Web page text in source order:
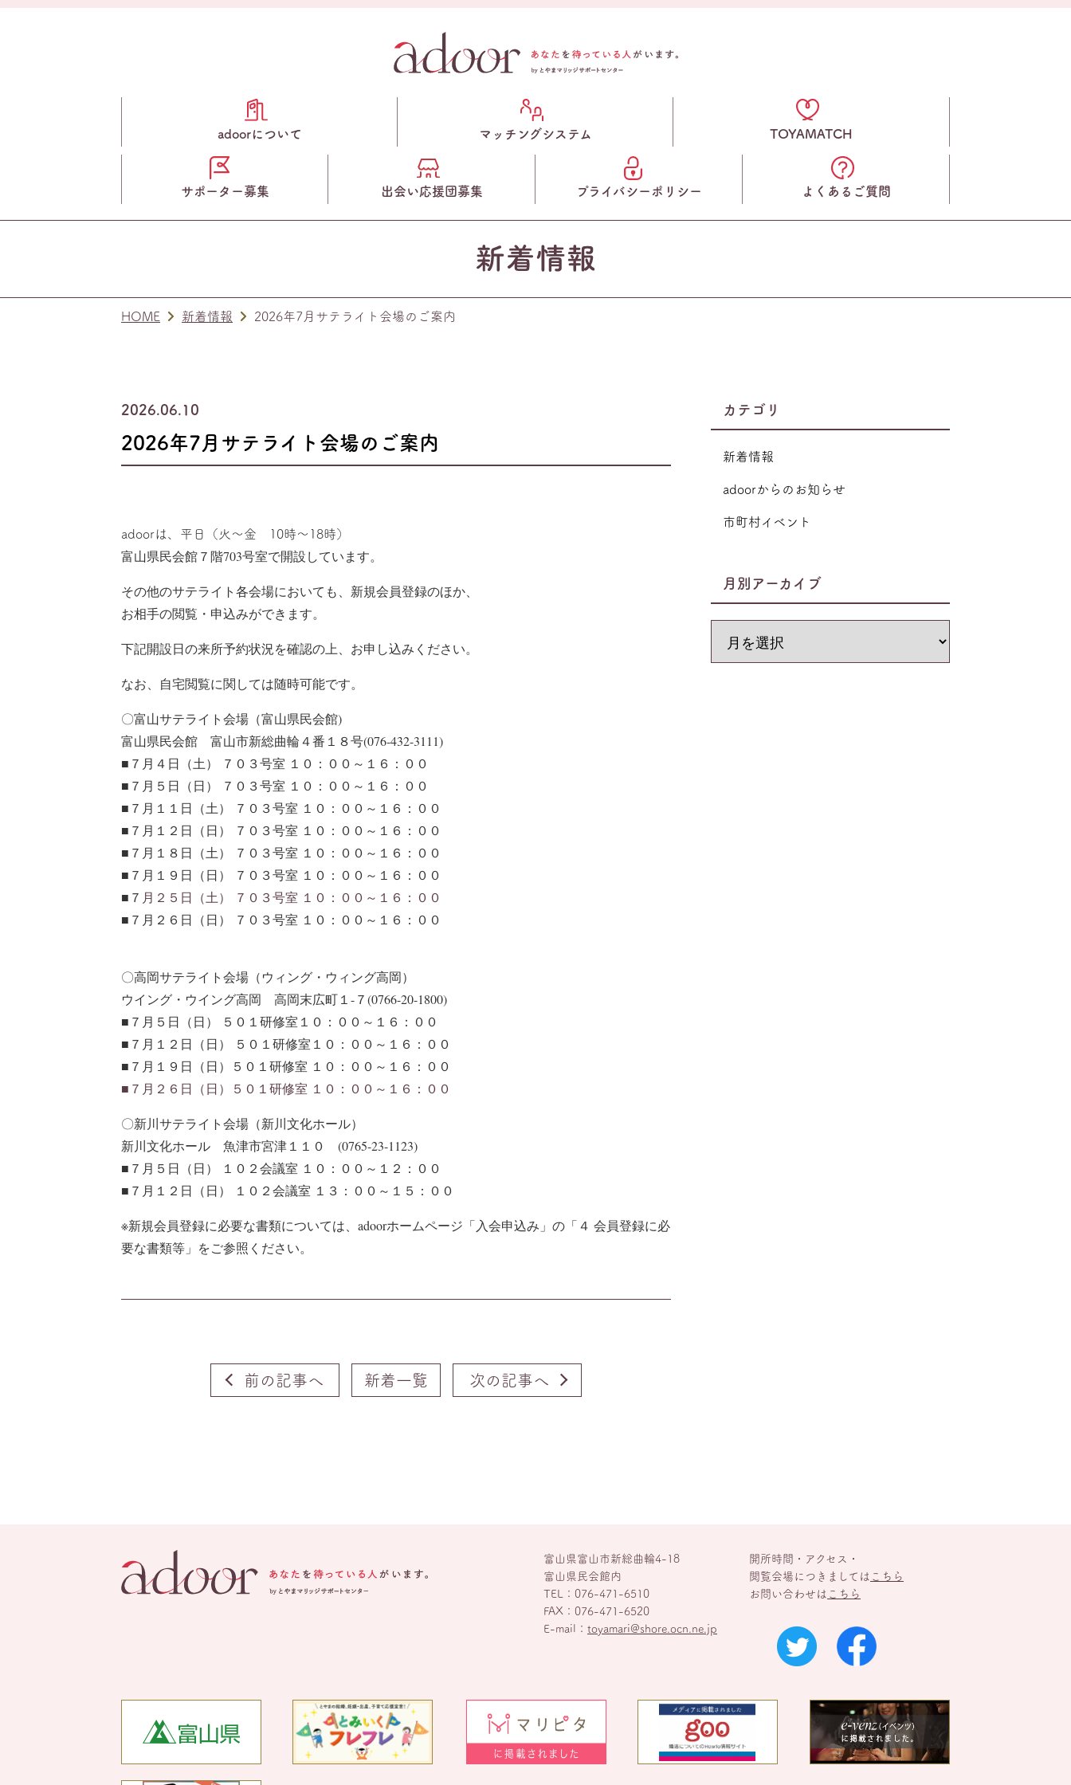
adoorについて マッチングシステム TOYAMATCH
サポーター募集 出会い応援団募集 プライバシーポリシー よくあるご質問
HOME 新着情報 2026年7月サテライト会場のご案内
2026.06.10
2026年7月サテライト会場のご案内
adoorは、平日（火～金 10時～18時）
富山県民会館７階703号室で開設しています。
その他のサテライト各会場においても、新規会員登録のほか、
お相手の閲覧・申込みができます。
下記開設日の来所予約状況を確認の上、お申し込みください。
なお、自宅閲覧に関しては随時可能です。
〇富山サテライト会場（富山県民会館)
富山県民会館 富山市新総曲輪４番１８号(076-432-3111)
■７月４日（土） ７０３号室 １０：００～１６：００
■７月５日（日） ７０３号室 １０：００～１６：００
■７月１１日（土） ７０３号室 １０：００～１６：００
■７月１２日（日） ７０３号室 １０：００～１６：００
■７月１８日（土） ７０３号室 １０：００～１６：００
■７月１９ 日（日） ７０３号室 １０：００～１６：００
■７ 月２５日（土） ７０３号室 １０：００～１６：００
■７月２６ 日（日） ７０３号室 １０：００～１６：００
〇高岡サテライト会場（ウィング・ウィング高岡）
ウイング・ウイング高岡 高岡末広町１-７(0766-20-1800)
■７月５日（日） ５０１研修室１０：００～１６：００
■７月１２日（日） ５０１研修室１０：００～１６：００
■７月１９日（日）５０１研修室 １０：００～１６：００
■７月２６日（日）５０１研修室 １０：００～１６：００
〇新川サテライト会場（新川文化ホール）
新川文化ホール 魚津市宮津１１０ (0765-23-1123)
■７月５日（日） １０２会議室 １０：００～１２：００
■７月１２日（日） １０２会議室 １３：００～１５：００
※新規会員登録に必要な書類については、adoorホームページ「入会申込み」の「４ 会員登録に必
要な書類等」をご参照ください。
前の記事へ 新着一覧 次の記事へ
カテゴリ
新着情報
adoorからのお知らせ
市町村イベント
月別アーカイブ
富山県富山市新総曲輪4-18
富山県民会館内
TEL： 076-471-6510
FAX：076-471-6520
E-mail： toyamari@shore.ocn.ne.jp
開所時間・アクセス・
閲覧会場につきましては こちら
お問い合わせは こちら